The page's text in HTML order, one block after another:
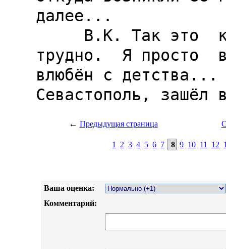
← Предыдущая страница
1 2 3 4 5 6 7 8 9 10 11 12
Ваша оценка:
Комментарий: